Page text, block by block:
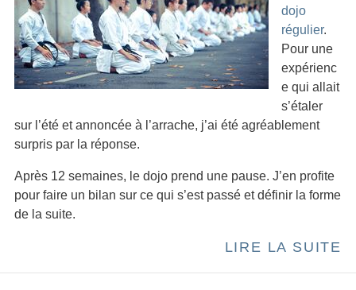
dojo
régulier.
Pour une
expérienc
e qui allait
s’étaler
sur l’été et annoncée à l’arrache, j’ai été agréablement
surpris par la réponse.
Après 12 semaines, le dojo prend une pause. J’en profite
pour faire un bilan sur ce qui s’est passé et définir la forme
de la suite.
LIRE LA SUITE